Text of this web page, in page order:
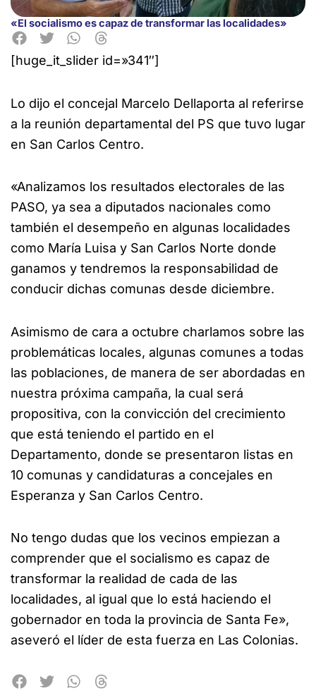
«El socialismo es capaz de transformar las localidades»
[huge_it_slider id=»341″]
Lo dijo el concejal Marcelo Dellaporta al referirse
a la reunión departamental del PS que tuvo lugar
en San Carlos Centro.
«Analizamos los resultados electorales de las
PASO, ya sea a diputados nacionales como
también el desempeño en algunas localidades
como María Luisa y San Carlos Norte donde
ganamos y tendremos la responsabilidad de
conducir dichas comunas desde diciembre.
Asimismo de cara a octubre charlamos sobre las
problemáticas locales, algunas comunes a todas
las poblaciones, de manera de ser abordadas en
nuestra próxima campaña, la cual será
propositiva, con la convicción del crecimiento
que está teniendo el partido en el
Departamento, donde se presentaron listas en
10 comunas y candidaturas a concejales en
Esperanza y San Carlos Centro.
No tengo dudas que los vecinos empiezan a
comprender que el socialismo es capaz de
transformar la realidad de cada de las
localidades, al igual que lo está haciendo el
gobernador en toda la provincia de Santa Fe»,
aseveró el líder de esta fuerza en Las Colonias.